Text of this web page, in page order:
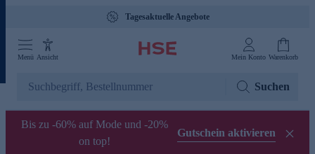
Tagesaktuelle Angebote
Menü Ansicht Mein Konto Warenkorb
Suchen
Bis zu -60% auf Mode und -20%
on top!
Gutschein aktivieren